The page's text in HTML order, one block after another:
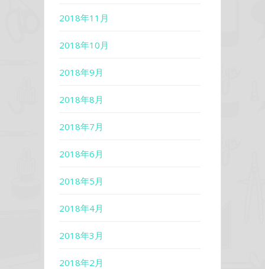
2018年11月
2018年10月
2018年9月
2018年8月
2018年7月
2018年6月
2018年5月
2018年4月
2018年3月
2018年2月